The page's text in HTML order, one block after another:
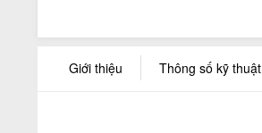
Giới thiệu Thông số kỹ thuật